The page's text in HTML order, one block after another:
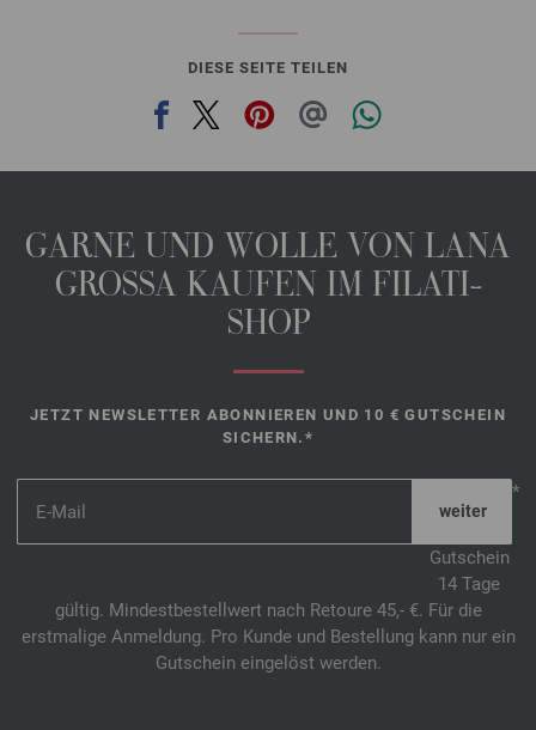
DIESE SEITE TEILEN
GARNE UND WOLLE VON LANA
GROSSA KAUFEN IM FILATI-
SHOP
JETZT NEWSLETTER ABONNIEREN UND 10 € GUTSCHEIN
SICHERN.*
*
Gutschein
14 Tage
gültig. Mindestbestellwert nach Retoure 45,- €. Für die
erstmalige Anmeldung. Pro Kunde und Bestellung kann nur ein
Gutschein eingelöst werden.